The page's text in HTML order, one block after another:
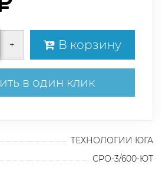
+ В корзину
в один клик
ТЕХНОЛОГИИ ЮГА
СРО-3/600-ЮТ